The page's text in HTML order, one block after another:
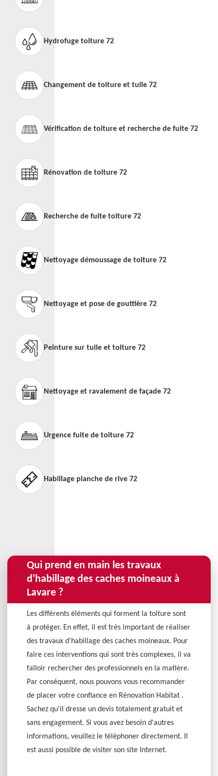
Hydrofuge toiture 72
Changement de toiture et tuile 72
Vérification de toiture et recherche de fuite 72
Rénovation de toiture 72
Recherche de fuite toiture 72
Nettoyage démoussage de toiture 72
Nettoyage et pose de gouttière 72
Peinture sur tuile et toiture 72
Nettoyage et ravalement de façade 72
Urgence fuite de toiture 72
Habillage planche de rive 72
Qui prend en main les travaux
d'habillage des caches moineaux à
Lavare ?
Les différents éléments qui forment la toiture sont
à protéger. En effet, il est très important de réaliser
des travaux d'habillage des caches moineaux. Pour
faire ces interventions qui sont très complexes, il va
falloir rechercher des professionnels en la matière.
Par conséquent, nous pouvons vous recommander
de placer votre confiance en Rénovation Habitat .
Sachez qu'il dresse un devis totalement gratuit et
sans engagement. Si vous avez besoin d'autres
informations, veuillez le téléphoner directement. Il
est aussi possible de visiter son site Internet.